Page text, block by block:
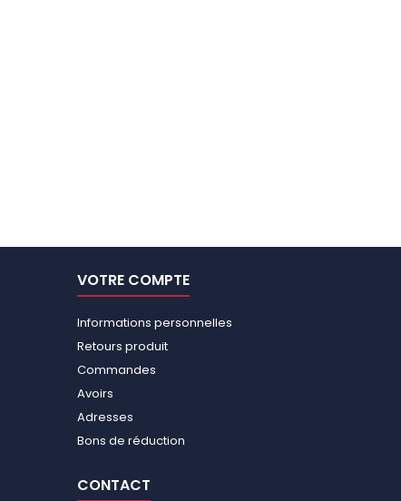
VOTRE COMPTE
Informations personnelles
Retours produit
Commandes
Avoirs
Adresses
Bons de réduction
CONTACT